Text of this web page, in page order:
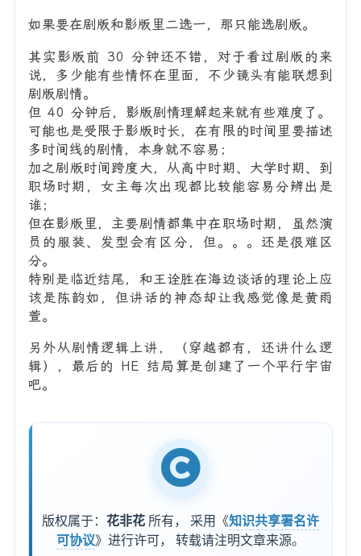
如果要在剧版和影版里二选一，那只能选剧版。
其实影版前 30 分钟还不错，对于看过剧版的来
说，多少能有些情怀在里面，不少镜头有能联想到
剧版剧情。
但 40 分钟后，影版剧情理解起来就有些难度了。
可能也是受限于影版时长，在有限的时间里要描述
多时间线的剧情，本身就不容易；
加之剧版时间跨度大，从高中时期、大学时期、到
职场时期，女主每次出现都比较能容易分辨出是
谁；
但在影版里，主要剧情都集中在职场时期，虽然演
员的服装、发型会有区分，但。。。还是很难区
分。
特别是临近结尾，和王诠胜在海边谈话的理论上应
该是陈韵如，但讲话的神态却让我感觉像是黄雨
萱。
另外从剧情逻辑上讲，（穿越都有，还讲什么逻
辑），最后的 HE 结局算是创建了一个平行宇宙
吧。
版权属于： 花非花 所有， 采用《知识共享署名许
可协议》进行许可， 转载请注明文章来源。